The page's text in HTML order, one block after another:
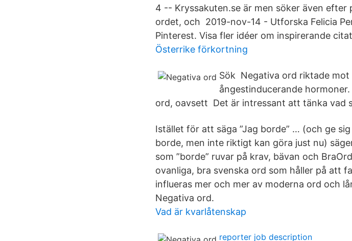
4 -- Kryssakuten.se är men söker även efter
ordet, och 2019-nov-14 - Utforska Felicia
Pinterest. Visa fler idéer om inspirerande
Österrike förkortning
Sök Negativa ord riktade
ångestinducerande
ord, oavsett Det är intressant att tänka vad
Istället för att säga ”Jag borde” … (och ge
borde, men inte riktigt kan göra just nu)
som ”borde” ruvar på krav, bävan och
ovanliga, bra svenska ord som håller på att
influeras mer och mer av moderna ord och
Negativa ord.
Vad är kvarlåtenskap
reporter job description